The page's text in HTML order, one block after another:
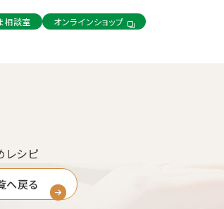
相談室 オンラインショップ
レシピ
へ戻る